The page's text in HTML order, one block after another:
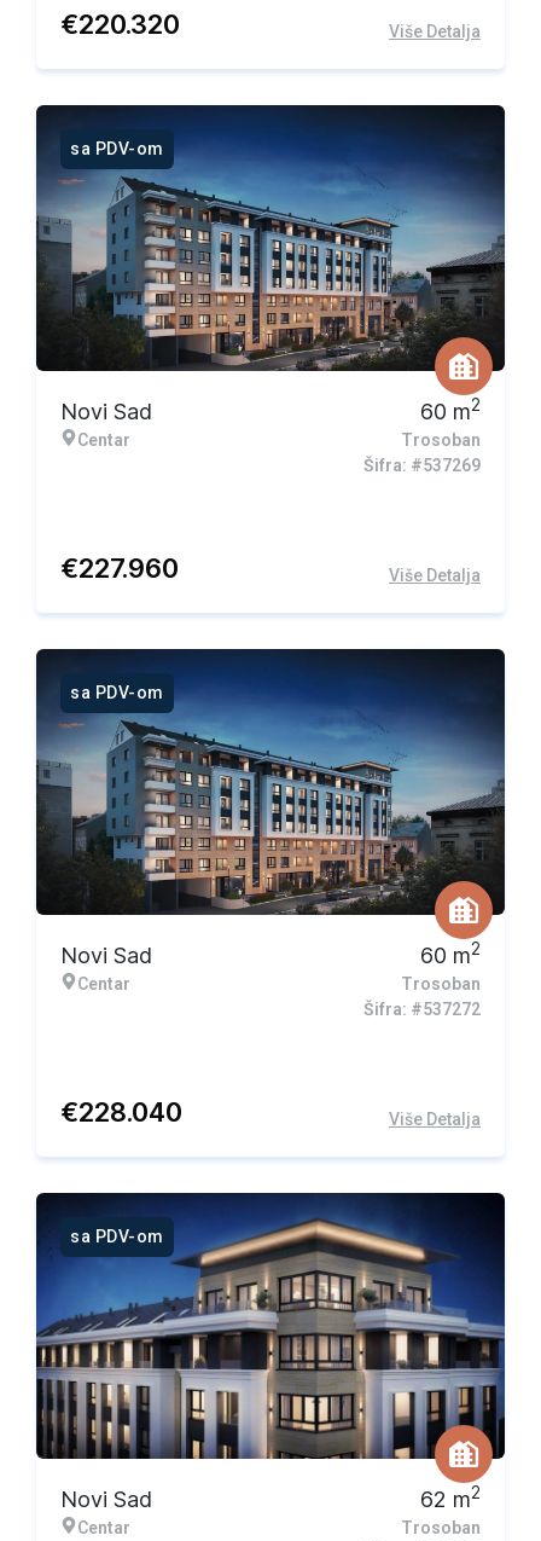
€220.320 Više Detalja
sa PDV-om
Novi Sad
Centar
60 m2
Trosoban
Šifra: #537269
€227.960 Više Detalja
sa PDV-om
Novi Sad
Centar
60 m2
Trosoban
Šifra: #537272
€228.040 Više Detalja
sa PDV-om
Novi Sad
Centar
62 m2
Trosoban